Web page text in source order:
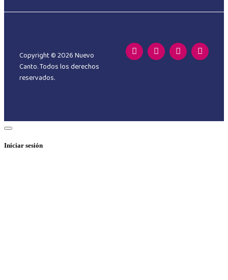
Copyright © 2026 Nuevo
Canto. Todos los derechos
reservados.
Iniciar sesión